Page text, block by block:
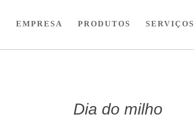
EMPRESA PRODUTOS SERVIÇOS
Dia do milho